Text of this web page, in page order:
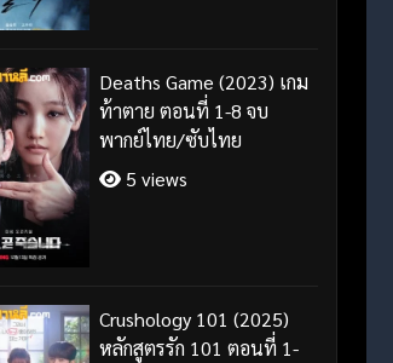
Deaths Game (2023) เกม
ท้าตาย ตอนที่ 1-8 จบ
พากย์ไทย/ซับไทย
5 views
Crushology 101 (2025)
หลักสูตรรัก 101 ตอนที่ 1-